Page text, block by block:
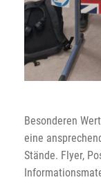
Besonderen
eine
Stände. Flyer,